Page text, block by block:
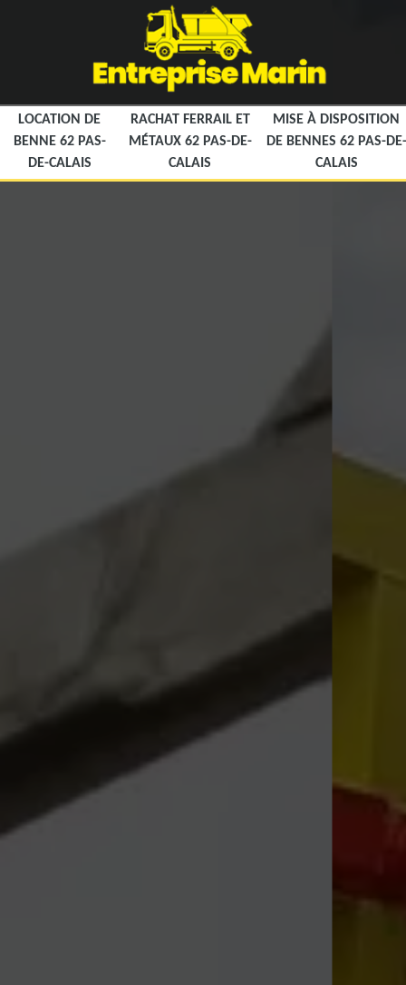
LOCATION DE
BENNE 62 PAS-
DE-CALAIS
RACHAT FERRAIL ET
MÉTAUX 62 PAS-DE-
CALAIS
MISE À DISPOSITION
DE BENNES 62 PAS-DE-
CALAIS